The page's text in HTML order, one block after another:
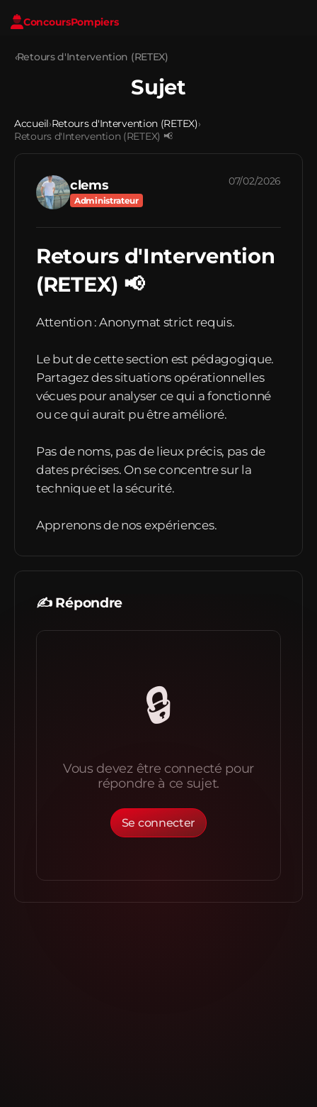
ConcoursPompiers
‹Retours d'Intervention (RETEX)
Sujet
Accueil›Retours d'Intervention (RETEX)›
Retours d'Intervention (RETEX) 📢
clems
Administrateur
07/02/2026
Retours d'Intervention
(RETEX) 📢
Attention : Anonymat strict requis.
Le but de cette section est pédagogique.
Partagez des situations opérationnelles
vécues pour analyser ce qui a fonctionné
ou ce qui aurait pu être amélioré.
Pas de noms, pas de lieux précis, pas de
dates précises. On se concentre sur la
technique et la sécurité.
Apprenons de nos expériences.
✍️ Répondre
🔒
Vous devez être connecté pour
répondre à ce sujet.
Se connecter